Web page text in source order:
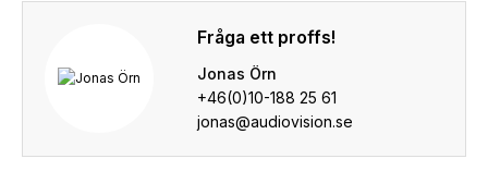
Fråga ett proffs!
Jonas Örn
+46(0)10-188 25 61
jonas@audiovision.se